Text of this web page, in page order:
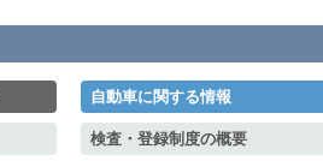
自動車に関する情報
検査・登録制度の概要